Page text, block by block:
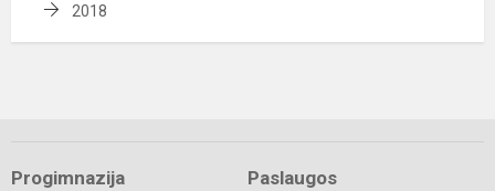
2018
Progimnazija Paslaugos